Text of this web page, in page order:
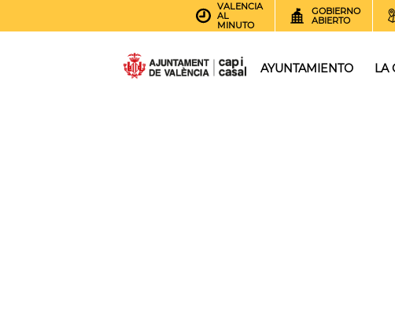
VALENCIA
AL
MINUTO
GOBIERNO
ABIERTO
AYUNTAMIENTO LA